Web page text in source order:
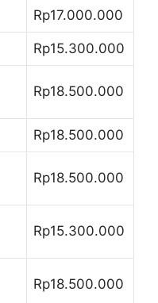
Rp17.000.000
Rp15.300.000
Rp18.500.000
Rp18.500.000
Rp18.500.000
Rp15.300.000
Rp18.500.000